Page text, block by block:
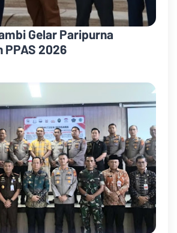
Gelar Paripurna
PPAS 2026